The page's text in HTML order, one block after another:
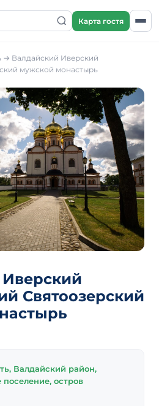
Карта гостя
→ Валдайский Иверский
мужской монастырь
Святоозерский
Валдайский район,
остров